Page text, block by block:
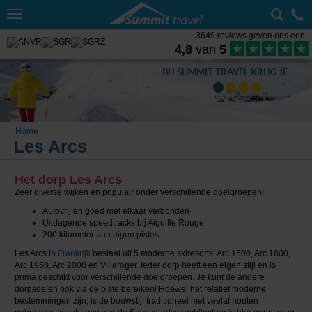
Toggle
3649 reviews geven ons een
4,8 van 5
BIJ SUMMIT TRAVEL KRIJG JE
Home
Les Arcs
Het dorp Les Arcs
Zeer diverse wijken en populair onder verschillende doelgroepen!
Autovrij en goed met elkaar verbonden
Uitdagende speedtracks bij Aiguille Rouge
200 kilometer aan eigen pistes
Les Arcs in Frankrijk bestaat uit 5 moderne skiresorts: Arc 1600, Arc 1800,
Arc 1950, Arc 2000 en Villaroger. Ieder dorp heeft een eigen stijl en is
prima geschikt voor verschillende doelgroepen. Je kunt de andere
dorpsdelen ook via de piste bereiken! Hoewel het relatief moderne
bestemmingen zijn, is de bouwstijl traditioneel met veelal houten